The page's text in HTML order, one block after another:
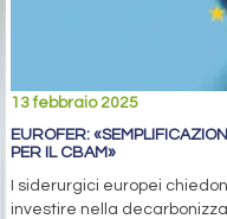
13 febbraio 2025
EUROFER:
PER IL CBAM»
I siderurgici europei
investire nella